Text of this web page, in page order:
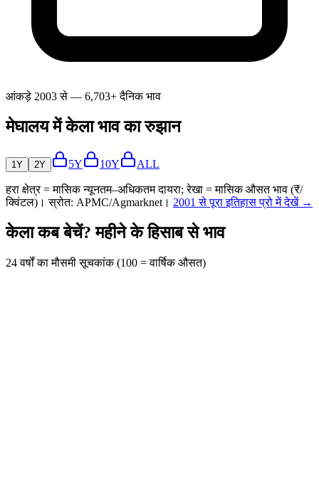
आंकड़े 2003 से — 6,703+ दैनिक भाव
मेघालय में केला भाव का रुझान
1Y 2Y 5Y 10Y ALL
हरा क्षेत्र = मासिक न्यूनतम–अधिकतम दायरा; रेखा = मासिक औसत भाव (₹/
क्विंटल)। स्रोत: APMC/Agmarknet। 2001 से पूरा इतिहास प्रो में देखें →
केला कब बेचें? महीने के हिसाब से भाव
24 वर्षों का मौसमी सूचकांक (100 = वार्षिक औसत)